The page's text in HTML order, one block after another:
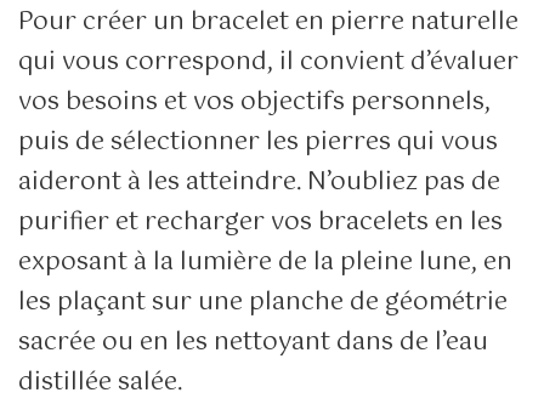
Pour créer un bracelet en pierre naturelle
qui vous correspond, il convient d’évaluer
vos besoins et vos objectifs personnels,
puis de sélectionner les pierres qui vous
aideront à les atteindre. N’oubliez pas de
purifier et recharger vos bracelets en les
exposant à la lumière de la pleine lune, en
les plaçant sur une planche de géométrie
sacrée ou en les nettoyant dans de l’eau
distillée salée.